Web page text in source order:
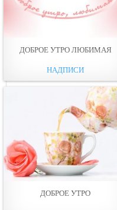
ДОБРОЕ УТРО ЛЮБИМАЯ
НАДПИСИ
ДОБРОЕ УТРО